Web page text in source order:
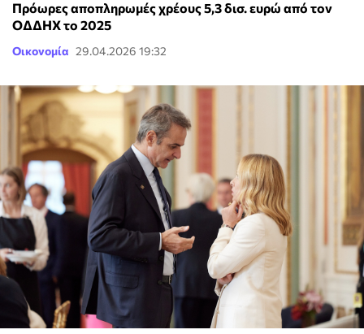
Πρόωρες αποπληρωμές χρέους 5,3 δισ. ευρώ από τον
ΟΔΔΗΧ το 2025
Οικονομία 29.04.2026 19:32